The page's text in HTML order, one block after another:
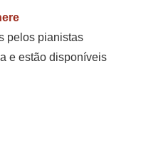
pelos pianistas
e estão disponíveis